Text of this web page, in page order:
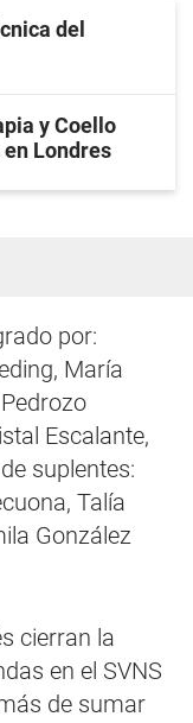
del
y Coello
Londres
por:
María
Escalante,
suplentes:
Talía
González
cierran la
en el SVNS
de sumar